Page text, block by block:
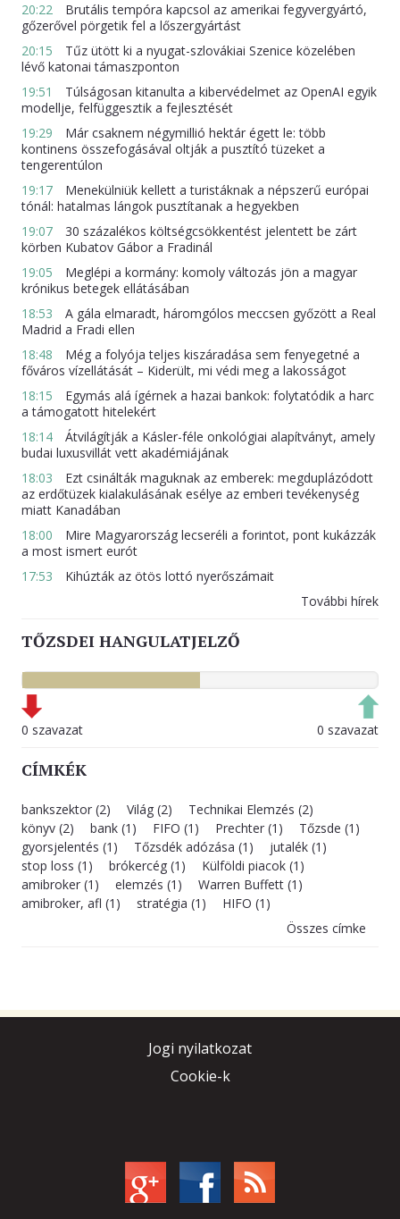
20:22
Brutális tempóra kapcsol az amerikai fegyvergyártó,
gőzerővel pörgetik fel a lőszergyártást
20:15
Tűz ütött ki a nyugat-szlovákiai Szenice közelében
lévő katonai támaszponton
19:51
Túlságosan kitanulta a kibervédelmet az OpenAI egyik
modellje, felfüggesztik a fejlesztését
19:29
Már csaknem négymillió hektár égett le: több
kontinens összefogásával oltják a pusztító tüzeket a
tengerentúlon
19:17
Menekülniük kellett a turistáknak a népszerű európai
tónál: hatalmas lángok pusztítanak a hegyekben
19:07
30 százalékos költségcsökkentést jelentett be zárt
körben Kubatov Gábor a Fradinál
19:05
Meglépi a kormány: komoly változás jön a magyar
krónikus betegek ellátásában
18:53
A gála elmaradt, háromgólos meccsen győzött a Real
Madrid a Fradi ellen
18:48
Még a folyója teljes kiszáradása sem fenyegetné a
főváros vízellátását – Kiderült, mi védi meg a lakosságot
18:15
Egymás alá ígérnek a hazai bankok: folytatódik a harc
a támogatott hitelekért
18:14
Átvilágítják a Kásler-féle onkológiai alapítványt, amely
budai luxusvillát vett akadémiájának
18:03
Ezt csinálták maguknak az emberek: megduplázódott
az erdőtüzek kialakulásának esélye az emberi tevékenység
miatt Kanadában
18:00
Mire Magyarország lecseréli a forintot, pont kukázzák
a most ismert eurót
17:53
Kihúzták az ötös lottó nyerőszámait
További hírek
TŐZSDEI HANGULATJELZŐ
0 szavazat 0 szavazat
CÍMKÉK
bankszektor (2) Világ (2)
Technikai Elemzés (2)
könyv (2)
bank (1) FIFO (1) Prechter (1)
Tőzsde (1)
gyorsjelentés (1)
Tőzsdék adózása (1)
jutalék (1)
stop loss (1)
brókercég (1)
Külföldi piacok (1)
amibroker (1)
elemzés (1)
Warren Buffett (1)
amibroker, afl (1)
stratégia (1)
HIFO (1)
Összes címke
Jogi nyilatkozat
Cookie-k